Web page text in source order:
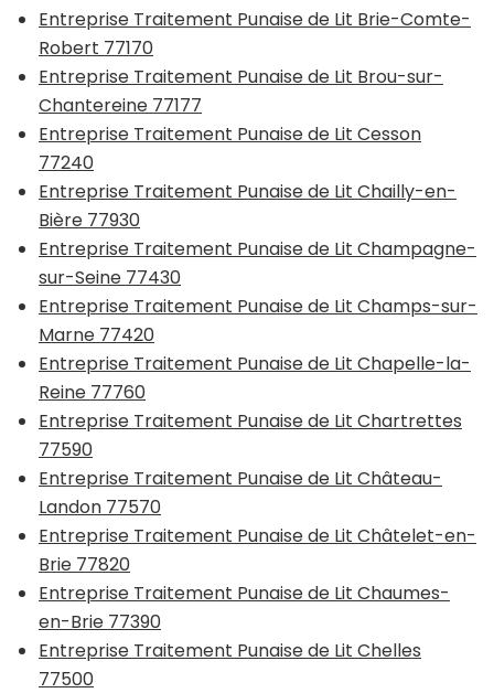
Entreprise Traitement Punaise de Lit Brie-Comte-
Robert 77170
Entreprise Traitement Punaise de Lit Brou-sur-
Chantereine 77177
Entreprise Traitement Punaise de Lit Cesson
77240
Entreprise Traitement Punaise de Lit Chailly-en-
Bière 77930
Entreprise Traitement Punaise de Lit Champagne-
sur-Seine 77430
Entreprise Traitement Punaise de Lit Champs-sur-
Marne 77420
Entreprise Traitement Punaise de Lit Chapelle-la-
Reine 77760
Entreprise Traitement Punaise de Lit Chartrettes
77590
Entreprise Traitement Punaise de Lit Château-
Landon 77570
Entreprise Traitement Punaise de Lit Châtelet-en-
Brie 77820
Entreprise Traitement Punaise de Lit Chaumes-
en-Brie 77390
Entreprise Traitement Punaise de Lit Chelles
77500